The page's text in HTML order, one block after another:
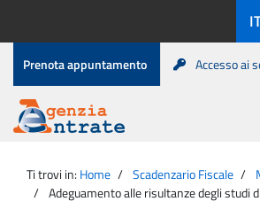
contenuto
Menu
di
servizio
Prenota appuntamento Accesso ai
Agenzia
Entrate
principale
Ti trovi in: Home Scadenzario Fiscale
Adeguamento alle risultanze degli studi